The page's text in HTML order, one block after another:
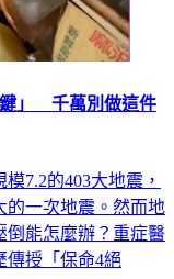
鍵」 千萬別做這件
7.2的403大地震，
的一次地震。然而地
倒能怎麼辦？重症醫
傳授「保命4絕